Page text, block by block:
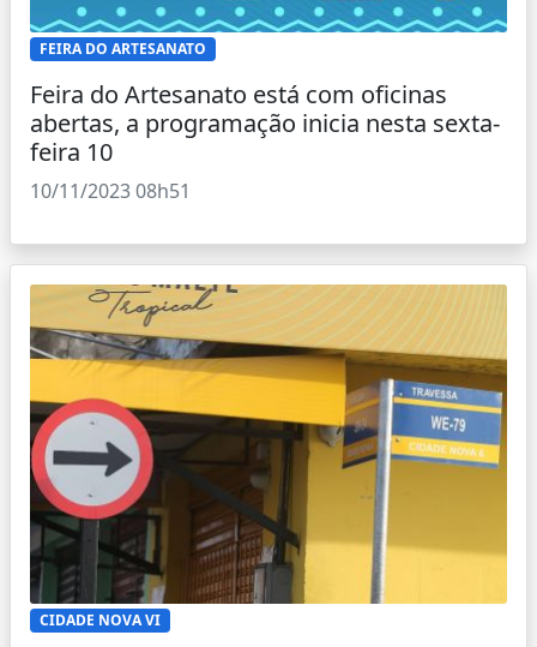
FEIRA DO ARTESANATO
Feira do Artesanato está com oficinas
abertas, a programação inicia nesta sexta-
feira 10
10/11/2023 08h51
CIDADE NOVA VI